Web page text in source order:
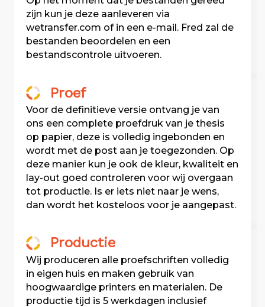
zijn kun je deze aanleveren via
wetransfer.com of in een e-mail. Fred zal de
bestanden beoordelen en een
bestandscontrole uitvoeren.
Proef
Voor de definitieve versie ontvang je van
ons een complete proefdruk van je thesis
op papier, deze is volledig ingebonden en
wordt met de post aan je toegezonden. Op
deze manier kun je ook de kleur, kwaliteit en
lay-out goed controleren voor wij overgaan
tot productie. Is er iets niet naar je wens,
dan wordt het kosteloos voor je aangepast.
Productie
Wij produceren alle proefschriften volledig
in eigen huis en maken gebruik van
hoogwaardige printers en materialen. De
productie tijd is 5 werkdagen inclusief